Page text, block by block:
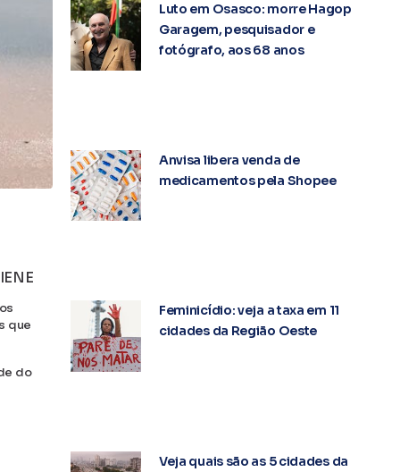
que
do
Luto em Osasco: morre Hagop
Garagem, pesquisador e
fotógrafo, aos 68 anos
Anvisa libera venda de
medicamentos pela Shopee
Feminicídio: veja a taxa em 11
cidades da Região Oeste
Veja quais são as 5 cidades da